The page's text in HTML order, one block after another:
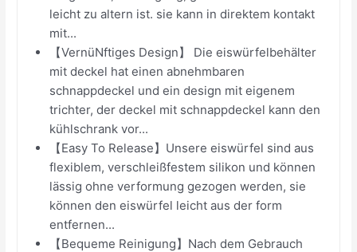
leicht zu altern ist. sie kann in direktem kontakt
mit...
【VernüNftiges Design】 Die eiswürfelbehälter
mit deckel hat einen abnehmbaren
schnappdeckel und ein design mit eigenem
trichter, der deckel mit schnappdeckel kann den
kühlschrank vor...
【Easy To Release】Unsere eiswürfel sind aus
flexiblem, verschleißfestem silikon und können
lässig ohne verformung gezogen werden, sie
können den eiswürfel leicht aus der form
entfernen...
【Bequeme Reinigung】Nach dem Gebrauch